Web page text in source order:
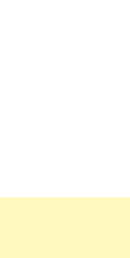
リニック-仕事/北海道室蘭
蘭市 | Careerjet.jp
遣・求人なら【MC-ナースネッ
(インディード)